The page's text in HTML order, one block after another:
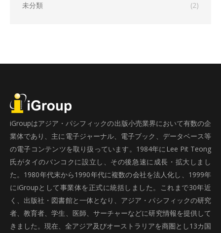
未分類
(2)
iGroupはアジア・パシフィックの出版小売業界において有数の企
業体であり、主に電子ジャーナル、電子ブック、データベース等
の電子コンテンツを取り扱っています。1984年にLee Pit Teong
氏がタイのバンコクに設立し、その後急速に成長・拡大しまし
た。1980年代末から1990年代に複数の会社を法人化し、1999年
にiGroupとして事業体を正式に統括しました。これまで30年近
く、出版社・図書館と一体となり、アジア・パシフィックの研究
者、教育者、学生、医師、サーチャーなどに研究情報を提供して
きました。現在、全アジア及びオーストラリアを商圏とし13カ国